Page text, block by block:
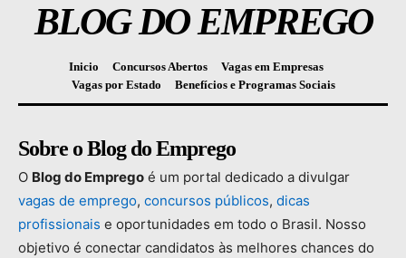
BLOG DO EMPREGO
Inicio Concursos Abertos
Vagas em Empresas
Vagas por Estado
Benefícios e Programas Sociais
Sobre o Blog do Emprego
O Blog do Emprego é um portal dedicado a divulgar
vagas de emprego, concursos públicos, dicas
profissionais e oportunidades em todo o Brasil. Nosso
objetivo é conectar candidatos às melhores chances do